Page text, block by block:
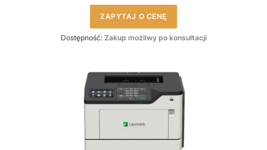
ZAPYTAJ O CENĘ
Dostępność: Zakup możliwy po konsultacji